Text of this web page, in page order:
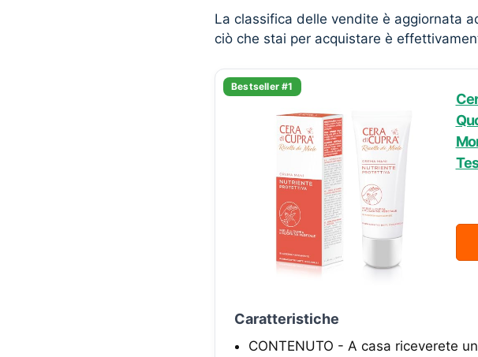
La classifica delle vendite è aggiornata
ciò che stai per acquistare è
Bestseller #1
Caratteristiche
CONTENUTO - A casa riceverete